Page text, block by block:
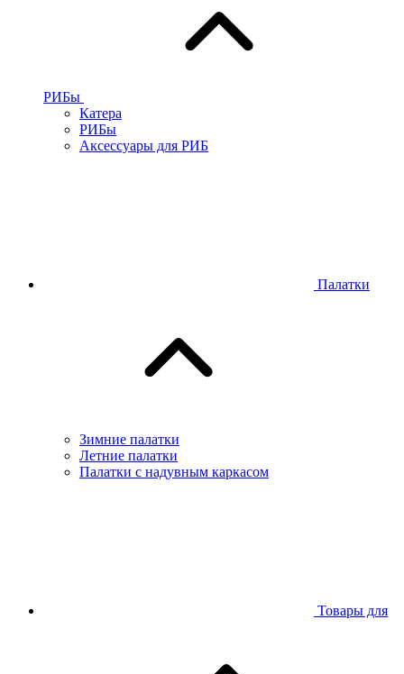
РИБы
Катера
РИБы
Аксессуары для РИБ
Палатки
Зимние палатки
Летние палатки
Палатки с надувным каркасом
Товары для